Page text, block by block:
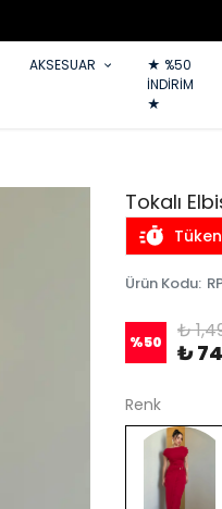
AKSESUAR
★ %50
İNDİRİM
★
Tokalı
Ürün Kodu:
%50 ₺
₺
Renk